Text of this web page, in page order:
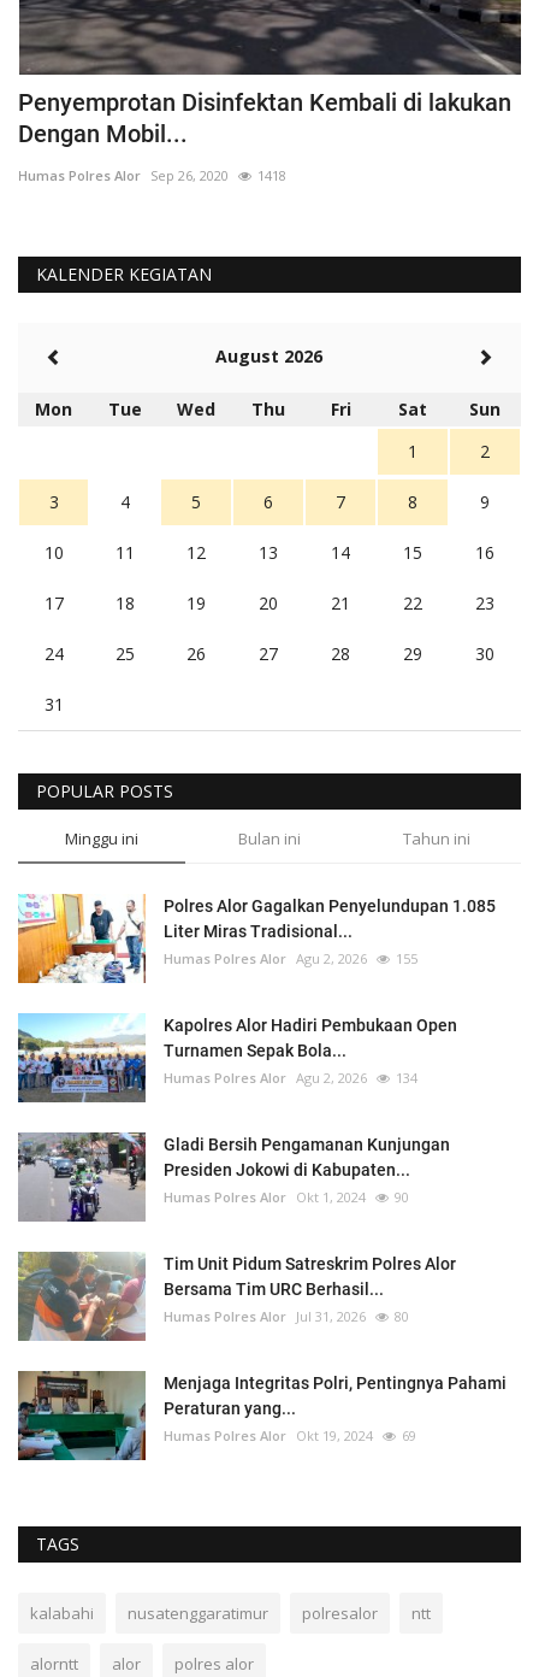
Penyemprotan Disinfektan Kembali di lakukan
Dengan Mobil...
Humas Polres Alor Sep 26, 2020 1418
KALENDER KEGIATAN
August 2026
Mon Tue Wed Thu Fri Sat
Sun
1
2
3 4 5 6 7 8 9
10 11 12 13 14 15 16
17 18 19 20 21 22 23
24 25 26 27 28 29 30
31
POPULAR POSTS
Minggu ini Bulan ini Tahun ini
Polres Alor Gagalkan Penyelundupan 1.085
Liter Miras Tradisional...
Humas Polres Alor Agu 2, 2026 155
Kapolres Alor Hadiri Pembukaan Open
Turnamen Sepak Bola...
Humas Polres Alor Agu 2, 2026 134
Gladi Bersih Pengamanan Kunjungan
Presiden Jokowi di Kabupaten...
Humas Polres Alor Okt 1, 2024 90
Tim Unit Pidum Satreskrim Polres Alor
Bersama Tim URC Berhasil...
Humas Polres Alor Jul 31, 2026 80
Menjaga Integritas Polri, Pentingnya Pahami
Peraturan yang...
Humas Polres Alor Okt 19, 2024 69
TAGS
kalabahi nusatenggaratimur polresalor ntt
alorntt alor polres alor